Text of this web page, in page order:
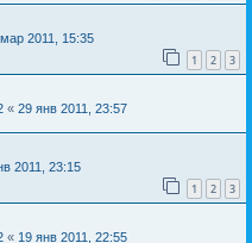
2011, 15:35
1 2 3
« 29 янв 2011, 23:57
2011, 23:15
1 2 3
« 19 янв 2011, 22:55